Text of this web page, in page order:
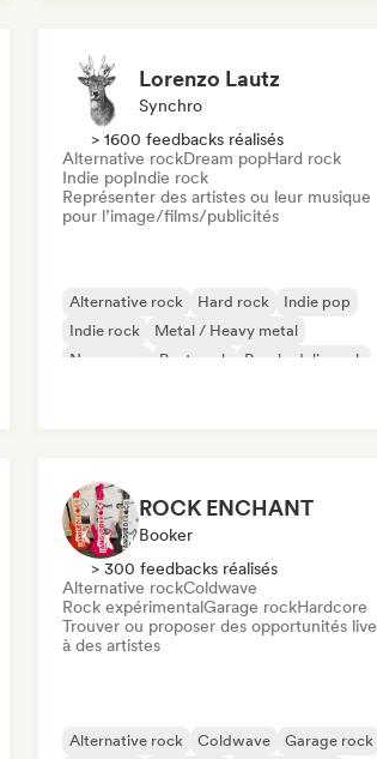
Lorenzo Lautz
Synchro
> 1600 feedbacks réalisés
Alternative rockDream popHard rock
Indie popIndie rock
Représenter des artistes ou leur musique
pour l’image/films/publicités
Alternative rock Hard rock
Indie pop
Indie rock
Metal / Heavy metal
New wave
Post punk Psychedelic rock
ROCK ENCHANT
Booker
> 300 feedbacks réalisés
Alternative rockColdwave
Rock expérimentalGarage rockHardcore
Trouver ou proposer des opportunités live
à des artistes
Alternative rock Coldwave Garage rock